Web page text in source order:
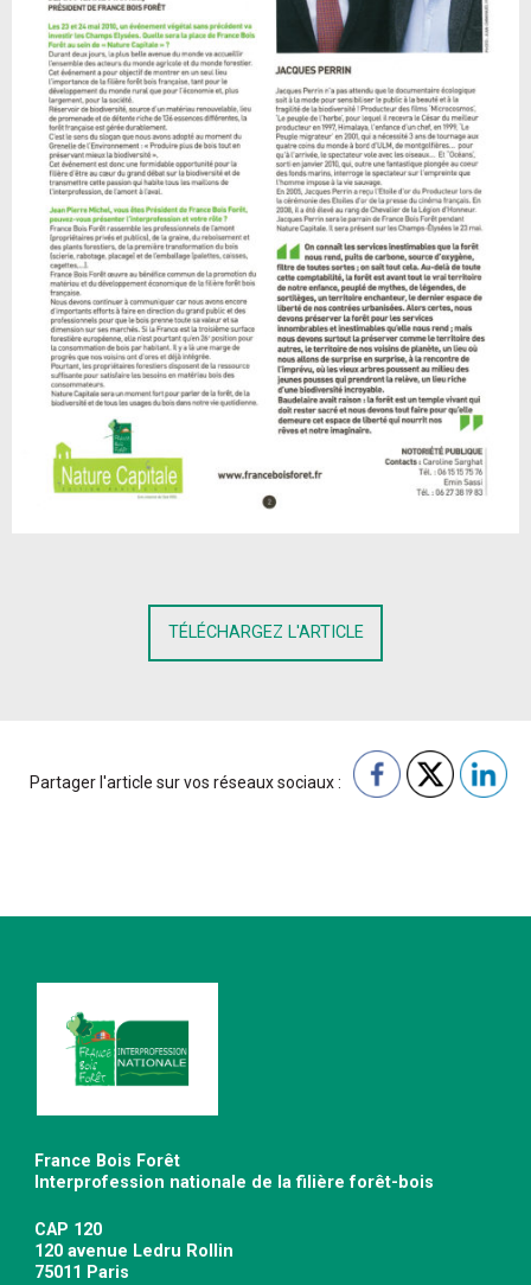
TÉLÉCHARGEZ L'ARTICLE
Partager l'article sur vos réseaux sociaux :
France Bois Forêt
Interprofession nationale de la filière forêt-bois
CAP 120
120 avenue Ledru Rollin
75011 Paris